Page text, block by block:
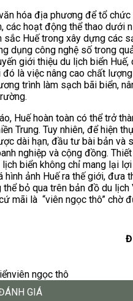
hóa địa phương để tổ chức
các hoạt động thể thao dưới
sắc Huế trong xây dựng các
dụng công nghệ số trong
giới thiệu du lịch biển Huế,
là việc nâng cao chất
trình làm sạch bãi biển,
Huế hoàn toàn có thể trở
Trung. Tuy nhiên, để hiện
dài hạn, đầu tư bài bản và
nghiệp và cộng đồng.
biển không chỉ mang lại
ảnh Huế ra thế giới, đưa
bỏ qua trên bản đồ du lịch
mãi là “viên ngọc thô” chờ
viên ngọc thô
GIÁ